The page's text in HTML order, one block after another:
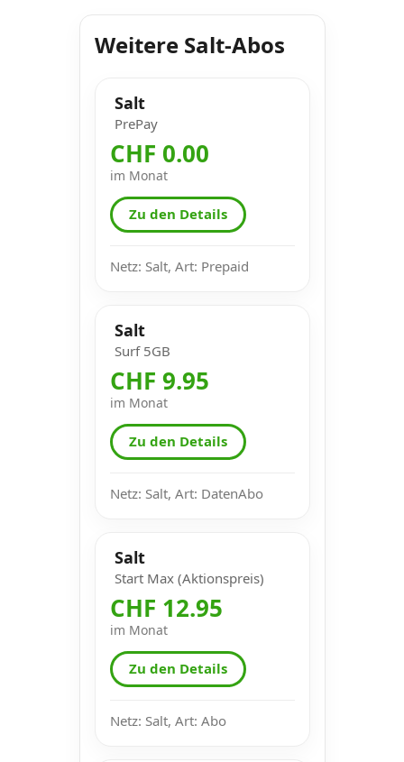
Weitere Salt-Abos
Salt
PrePay
CHF 0.00
im Monat
Zu den Details
Netz: Salt, Art: Prepaid
Salt
Surf 5GB
CHF 9.95
im Monat
Zu den Details
Netz: Salt, Art: DatenAbo
Salt
Start Max (Aktionspreis)
CHF 12.95
im Monat
Zu den Details
Netz: Salt, Art: Abo